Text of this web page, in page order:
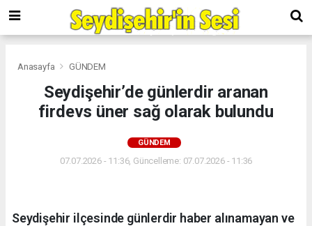
Anasayfa GÜNDEM
Seydişehir’de günlerdir aranan
firdevs üner sağ olarak bulundu
GÜNDEM
07.07.2026 - 11:36, Güncelleme: 07.07.2026 - 11:36
Seydişehir ilçesinde günlerdir haber alınamayan ve